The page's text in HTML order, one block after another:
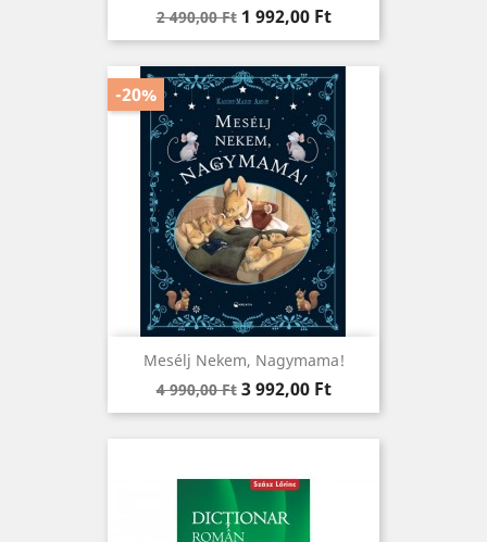
Regular
price
2 490,00 Ft Ár
1 992,00 Ft
Mesélj Nekem, Nagymama!
Regular
price
4 990,00 Ft Ár
3 992,00 Ft
-20%